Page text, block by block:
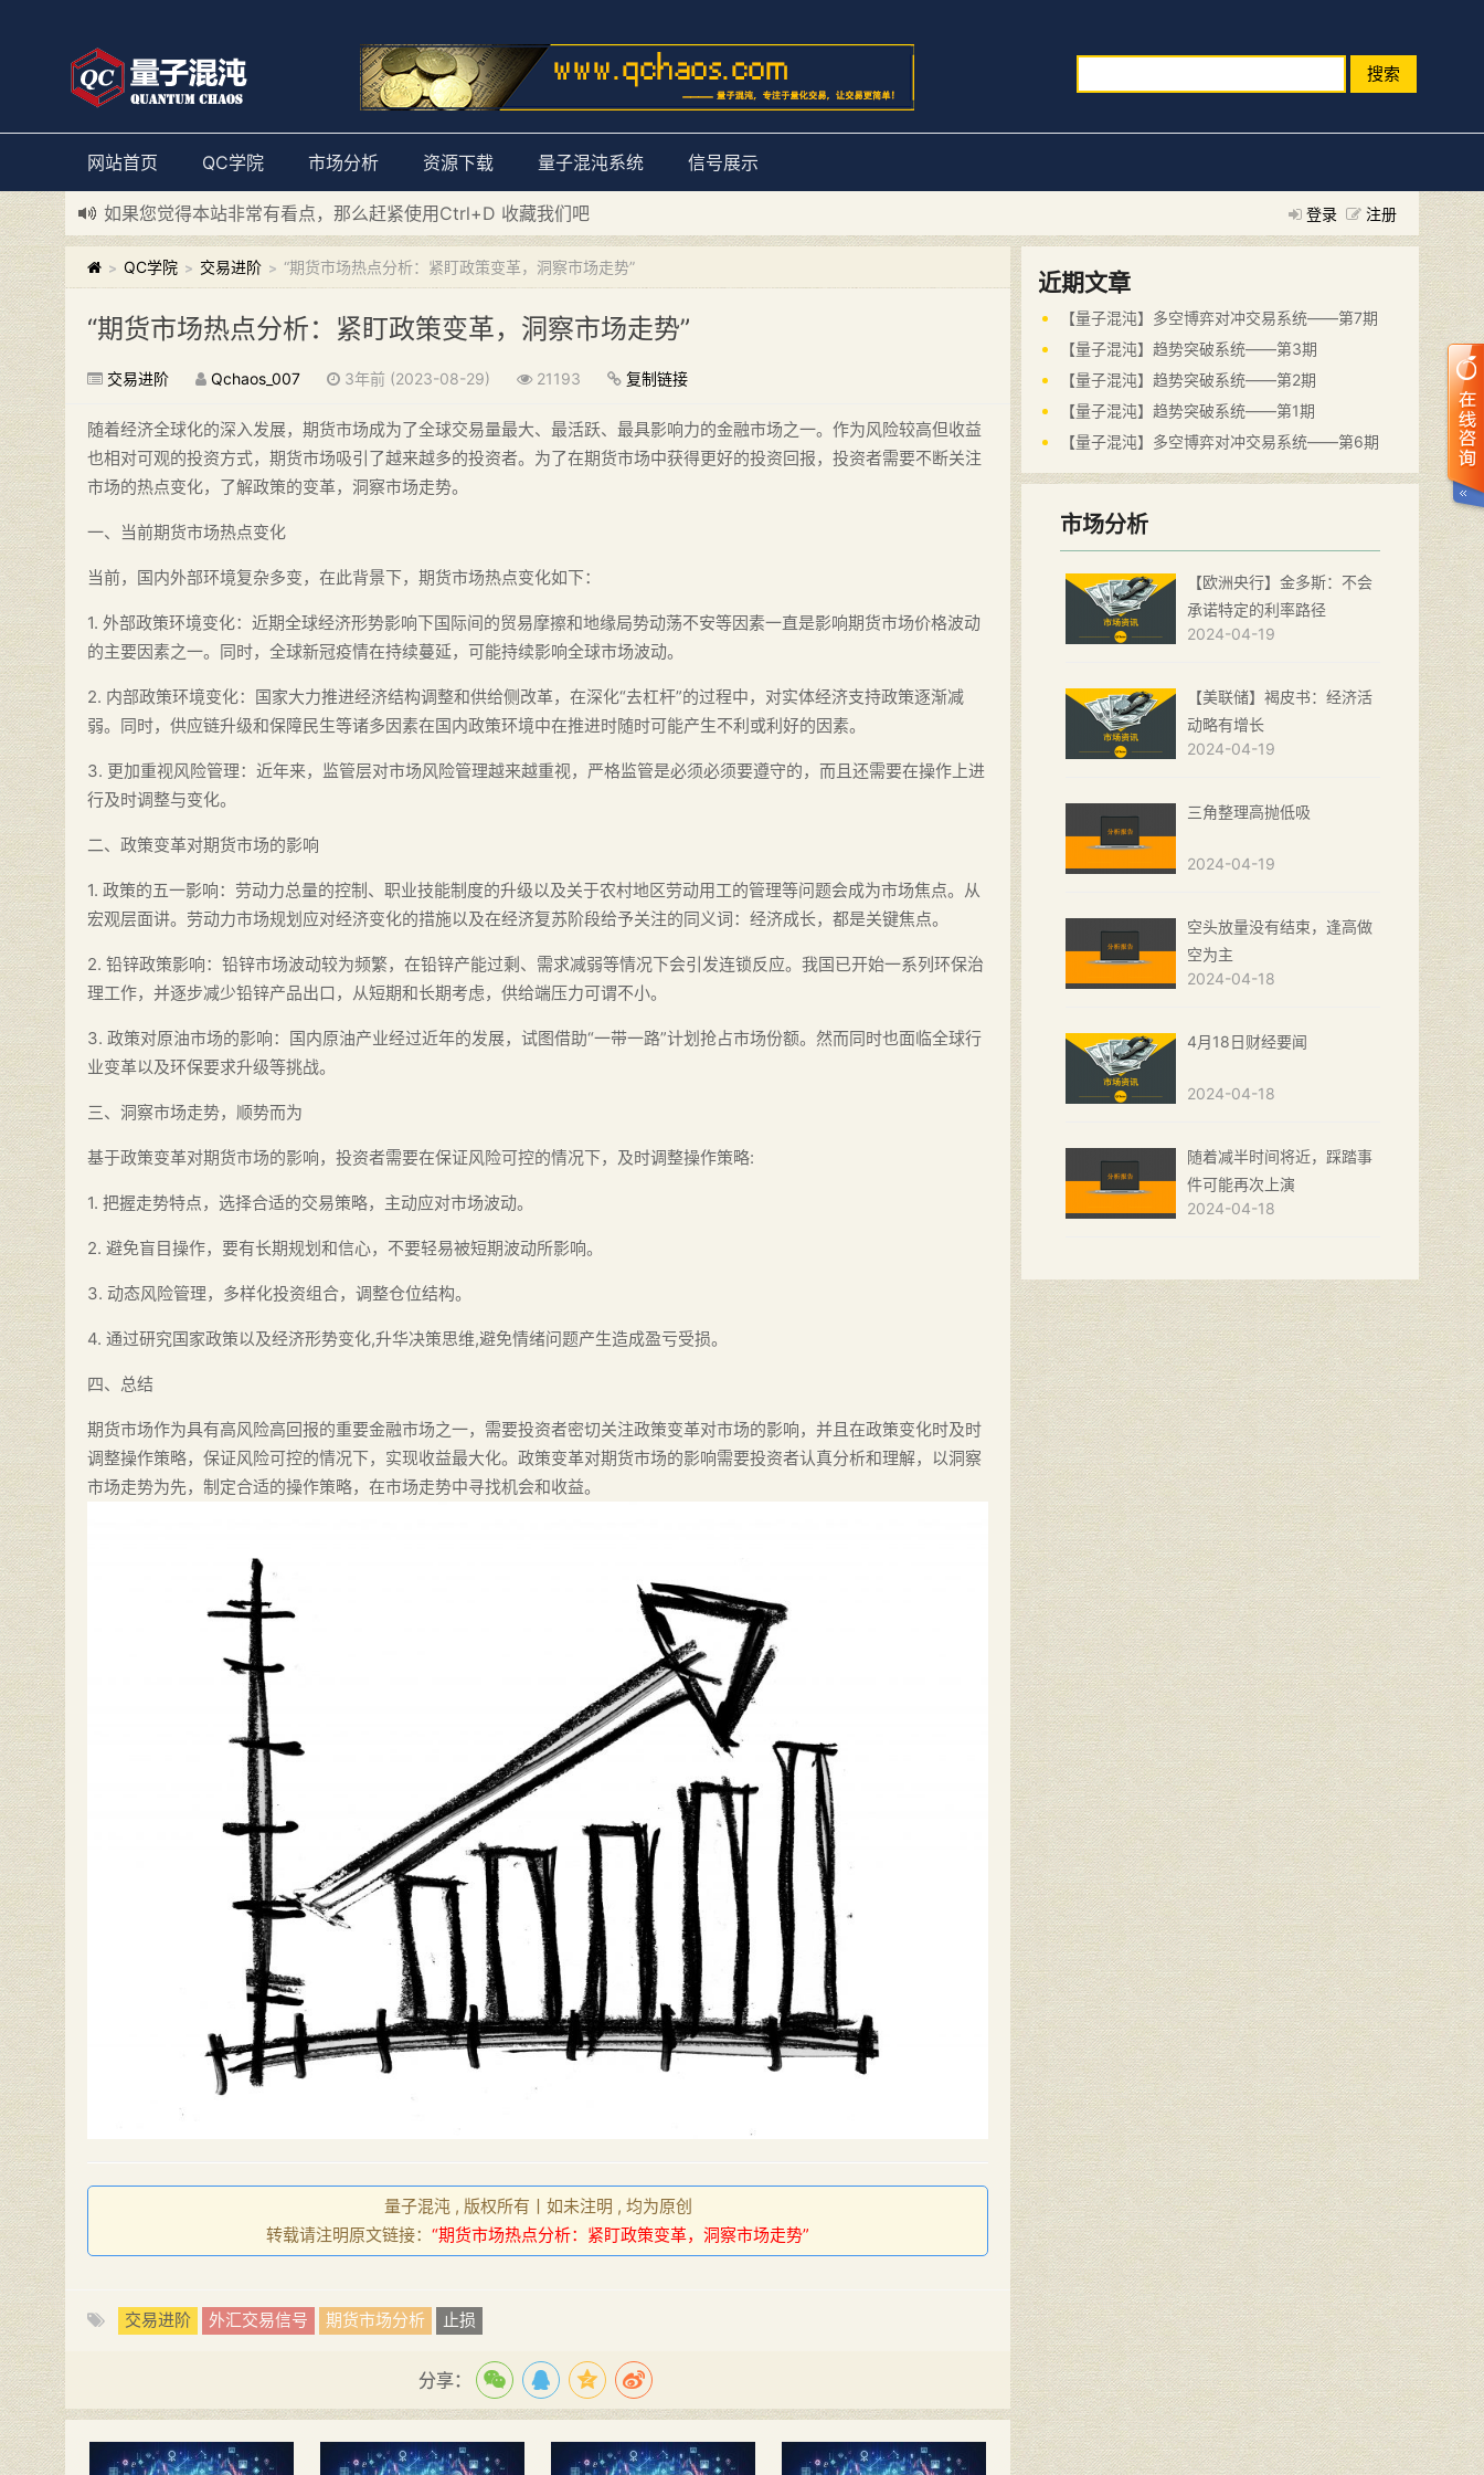
搜索
网站首页 QC学院 市场分析 资源下载 量子混沌系统 信号展示
登录 注册
如果您觉得本站非常有看点，那么赶紧使用Ctrl+D 收藏我们吧
新添加量子混沌系统板块，欢迎大家访问！---“量子混沌系统”
> QC学院 > 交易进阶 > “期货市场热点分析：紧盯政策变革，洞察市场走势”
“期货市场热点分析：紧盯政策变革，洞察市场走势”
交易进阶 Qchaos_007 3年前 (2023-08-29) 21193 复制链接
随着经济全球化的深入发展，期货市场成为了全球交易量最大、最活跃、最具影响力的金融市场之一。作为风险较高但收益
也相对可观的投资方式，期货市场吸引了越来越多的投资者。为了在期货市场中获得更好的投资回报，投资者需要不断关注
市场的热点变化，了解政策的变革，洞察市场走势。
一、当前期货市场热点变化
当前，国内外部环境复杂多变，在此背景下，期货市场热点变化如下：
1. 外部政策环境变化：近期全球经济形势影响下国际间的贸易摩擦和地缘局势动荡不安等因素一直是影响期货市场价格波动
的主要因素之一。同时，全球新冠疫情在持续蔓延，可能持续影响全球市场波动。
2. 内部政策环境变化：国家大力推进经济结构调整和供给侧改革，在深化“去杠杆”的过程中，对实体经济支持政策逐渐减
弱。同时，供应链升级和保障民生等诸多因素在国内政策环境中在推进时随时可能产生不利或利好的因素。
3. 更加重视风险管理：近年来，监管层对市场风险管理越来越重视，严格监管是必须必须要遵守的，而且还需要在操作上进
行及时调整与变化。
二、政策变革对期货市场的影响
1. 政策的五一影响：劳动力总量的控制、职业技能制度的升级以及关于农村地区劳动用工的管理等问题会成为市场焦点。从
宏观层面讲。劳动力市场规划应对经济变化的措施以及在经济复苏阶段给予关注的同义词：经济成长，都是关键焦点。
2. 铅锌政策影响：铅锌市场波动较为频繁，在铅锌产能过剩、需求减弱等情况下会引发连锁反应。我国已开始一系列环保治
理工作，并逐步减少铅锌产品出口，从短期和长期考虑，供给端压力可谓不小。
3. 政策对原油市场的影响：国内原油产业经过近年的发展，试图借助“一带一路”计划抢占市场份额。然而同时也面临全球行
业变革以及环保要求升级等挑战。
三、洞察市场走势，顺势而为
基于政策变革对期货市场的影响，投资者需要在保证风险可控的情况下，及时调整操作策略:
1. 把握走势特点，选择合适的交易策略，主动应对市场波动。
2. 避免盲目操作，要有长期规划和信心，不要轻易被短期波动所影响。
3. 动态风险管理，多样化投资组合，调整仓位结构。
4. 通过研究国家政策以及经济形势变化,升华决策思维,避免情绪问题产生造成盈亏受损。
四、总结
期货市场作为具有高风险高回报的重要金融市场之一，需要投资者密切关注政策变革对市场的影响，并且在政策变化时及时
调整操作策略，保证风险可控的情况下，实现收益最大化。政策变革对期货市场的影响需要投资者认真分析和理解，以洞察
市场走势为先，制定合适的操作策略，在市场走势中寻找机会和收益。
量子混沌 , 版权所有丨如未注明 , 均为原创
转载请注明原文链接： “期货市场热点分析：紧盯政策变革，洞察市场走势”
交易进阶 外汇交易信号 期货市场分析 止损
分享：
近期文章
【量子混沌】多空博弈对冲交易系统——第7期
【量子混沌】趋势突破系统——第3期
【量子混沌】趋势突破系统——第2期
【量子混沌】趋势突破系统——第1期
【量子混沌】多空博弈对冲交易系统——第6期
市场分析
【欧洲央行】金多斯：不会
承诺特定的利率路径
2024-04-19
【美联储】褐皮书：经济活
动略有增长
2024-04-19
三角整理高抛低吸
2024-04-19
空头放量没有结束，逢高做
空为主
2024-04-18
4月18日财经要闻
2024-04-18
随着减半时间将近，踩踏事
件可能再次上演
2024-04-18